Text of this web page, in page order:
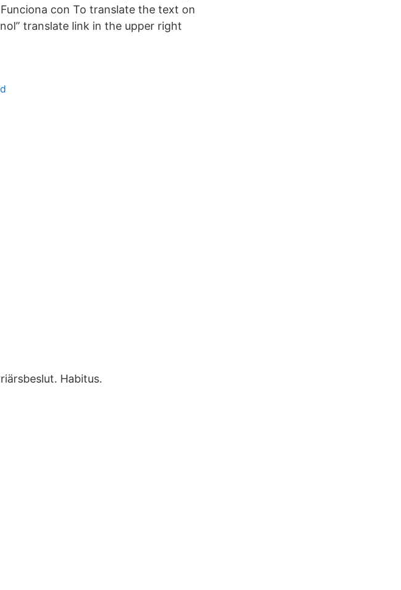
con To translate the text on
translate link in the upper right
Habitus.